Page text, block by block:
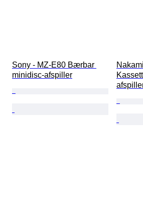
Sony - MZ-E80 Bærbar
minidisc-afspiller